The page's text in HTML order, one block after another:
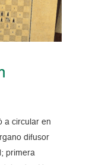
a circular en
difusor
primera